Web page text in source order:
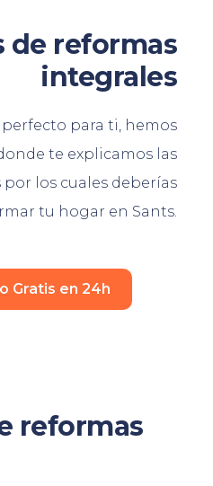
de reformas
integrales
para ti, hemos
te explicamos las
por los cuales deberías
tu hogar en Sants.
Gratis en 24h
reformas